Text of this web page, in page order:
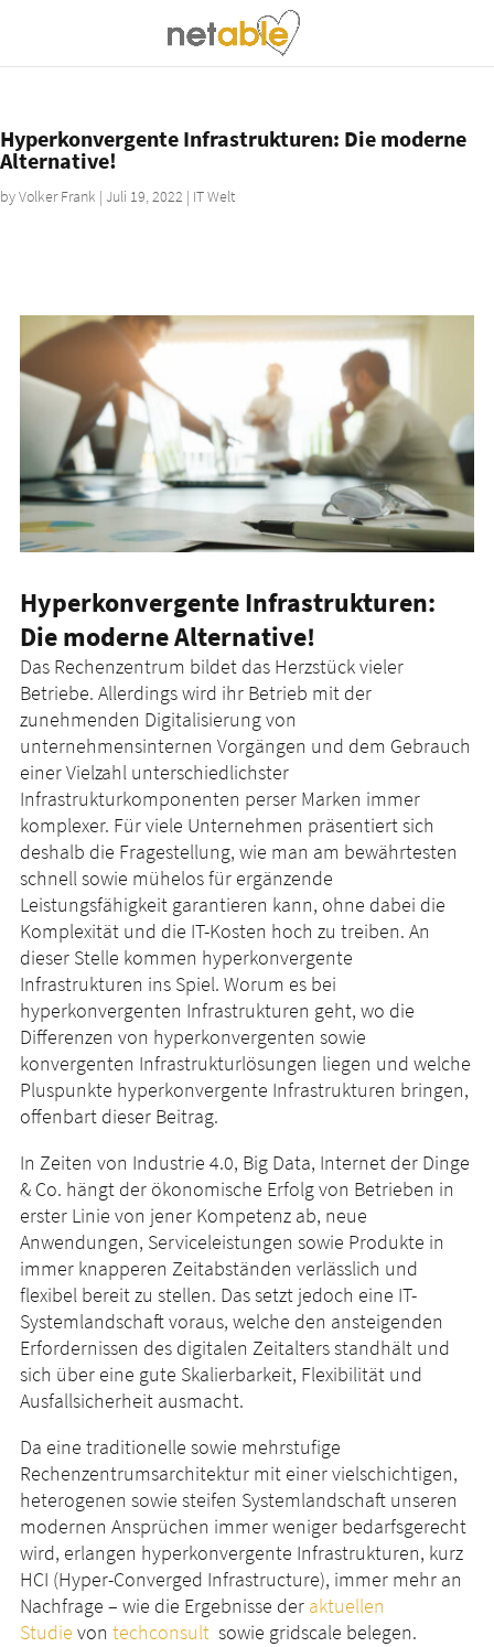
Hyperkonvergente Infrastrukturen: Die moderne
Alternative!
byVolker Frank | Juli 19, 2022 | IT Welt
Hyperkonvergente Infrastrukturen:
Die moderne Alternative!
Das Rechenzentrum bildet das Herzstück vieler
Betriebe. Allerdings wird ihr Betrieb mit der
zunehmenden Digitalisierung von
unternehmensinternen Vorgängen und dem Gebrauch
einer Vielzahl unterschiedlichster
Infrastrukturkomponenten perser Marken immer
komplexer. Für viele Unternehmen präsentiert sich
deshalb die Fragestellung, wie man am bewährtesten
schnell sowie mühelos für ergänzende
Leistungsfähigkeit garantieren kann, ohne dabei die
Komplexität und die IT-Kosten hoch zu treiben. An
dieser Stelle kommen hyperkonvergente
Infrastrukturen ins Spiel. Worum es bei
hyperkonvergenten Infrastrukturen geht, wo die
Differenzen von hyperkonvergenten sowie
konvergenten Infrastrukturlösungen liegen und welche
Pluspunkte hyperkonvergente Infrastrukturen bringen,
offenbart dieser Beitrag.
In Zeiten von Industrie 4.0, Big Data, Internet der Dinge
& Co. hängt der ökonomische Erfolg von Betrieben in
erster Linie von jener Kompetenz ab, neue
Anwendungen, Serviceleistungen sowie Produkte in
immer knapperen Zeitabständen verlässlich und
flexibel bereit zu stellen. Das setzt jedoch eine IT-
Systemlandschaft voraus, welche den ansteigenden
Erfordernissen des digitalen Zeitalters standhält und
sich über eine gute Skalierbarkeit, Flexibilität und
Ausfallsicherheit ausmacht.
Da eine traditionelle sowie mehrstufige
Rechenzentrumsarchitektur mit einer vielschichtigen,
heterogenen sowie steifen Systemlandschaft unseren
modernen Ansprüchen immer weniger bedarfsgerecht
wird, erlangen hyperkonvergente Infrastrukturen, kurz
HCI (Hyper-Converged Infrastructure), immer mehr an
Nachfrage – wie die Ergebnisse der aktuellen
Studie von techconsult sowie gridscale belegen.